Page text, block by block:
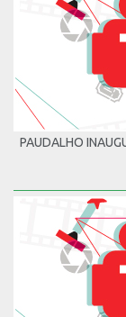
PAUDALHO